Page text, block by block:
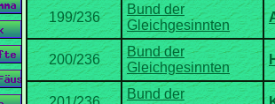
Bund der
Bund der
Bund der